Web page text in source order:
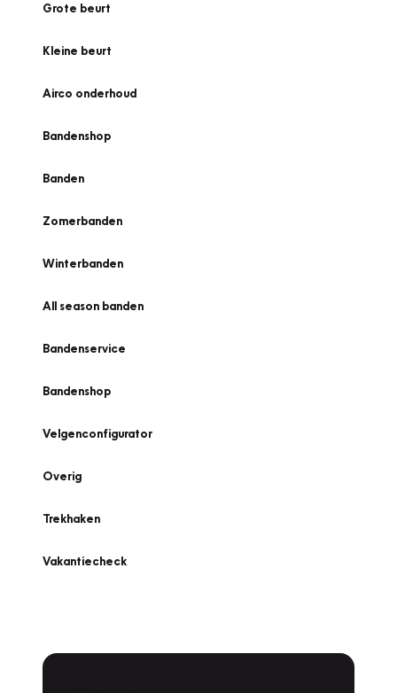
Grote beurt
Kleine beurt
Airco onderhoud
Bandenshop
Banden
Zomerbanden
Winterbanden
All season banden
Bandenservice
Bandenshop
Velgenconfigurator
Overig
Trekhaken
Vakantiecheck